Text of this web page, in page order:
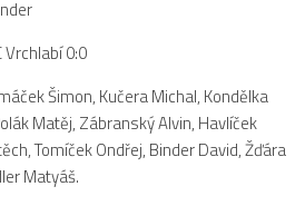
Vrchlabí 0:0
Šimon, Kučera Michal, Kondělka
Matěj, Zábranský Alvin, Havlíček
Tomíček Ondřej, Binder David, Žďára
Matyáš.